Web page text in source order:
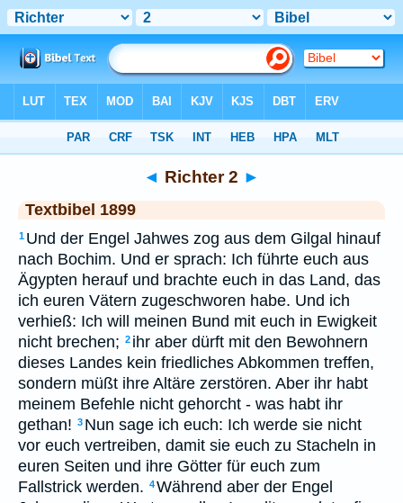
◄ Richter 2 ►
Textbibel 1899
1 Und der Engel Jahwes zog aus dem Gilgal hinauf
nach Bochim. Und er sprach: Ich führte euch aus
Ägypten herauf und brachte euch in das Land, das
ich euren Vätern zugeschworen habe. Und ich
verhieß: Ich will meinen Bund mit euch in Ewigkeit
nicht brechen; 2 ihr aber dürft mit den Bewohnern
dieses Landes kein friedliches Abkommen treffen,
sondern müßt ihre Altäre zerstören. Aber ihr habt
meinem Befehle nicht gehorcht - was habt ihr
gethan! 3 Nun sage ich euch: Ich werde sie nicht
vor euch vertreiben, damit sie euch zu Stacheln in
euren Seiten und ihre Götter für euch zum
Fallstrick werden. 4Während aber der Engel